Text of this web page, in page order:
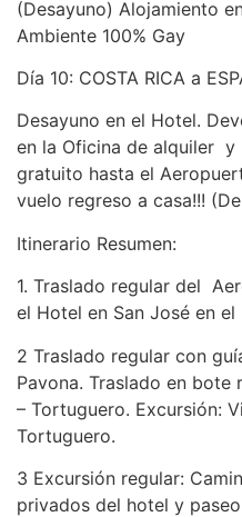
(Desayuno) Alojamiento
Ambiente 100% Gay
Día 10: COSTA RICA a
Desayuno en el Hotel.
en la Oficina de alquiler
gratuito hasta el
vuelo regreso a casa!!!
Itinerario Resumen:
1. Traslado regular del
el Hotel en San José en
2 Traslado regular con
Pavona. Traslado en bote
– Tortuguero. Excursión:
Tortuguero.
3 Excursión regular:
privados del hotel y